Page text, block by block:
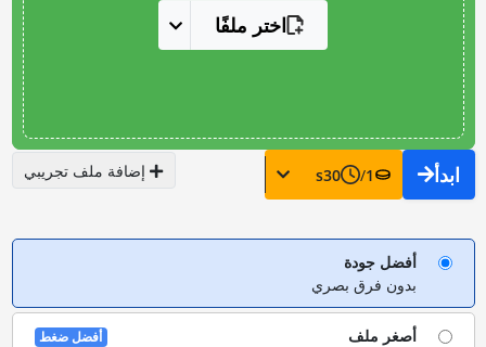
اختر ملفًا
ابدأ 1
/
30
s إضافة ملف تجريبي
أفضل جودة
بدون فرق بصري
أصغر ملف
أفضل ضغط